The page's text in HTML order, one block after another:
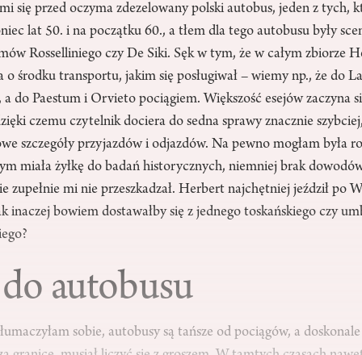
się przed oczyma zdezelowany polski autobus, jeden z tych,
lat 50. i na początku 60., a tłem dla tego autobusu były
Rosselliniego czy De Siki. Sęk w tym, że w całym zbiorze
o środku transportu, jakim się posługiwał – wiemy np., że do
a do Paestum i Orvieto pociągiem. Większość esejów zaczyna
czemu czytelnik dociera do sedna sprawy znacznie
szczegóły przyjazdów i odjazdów. Na pewno mogłam była
miała żyłkę do badań historycznych, niemniej brak
zupełnie mi nie przeszkadzał. Herbert najchętniej jeździł po
inaczej bowiem dostawałby się z jednego toskańskiego czy
autobusu
sobie, autobusy są tańsze od pociągów, a